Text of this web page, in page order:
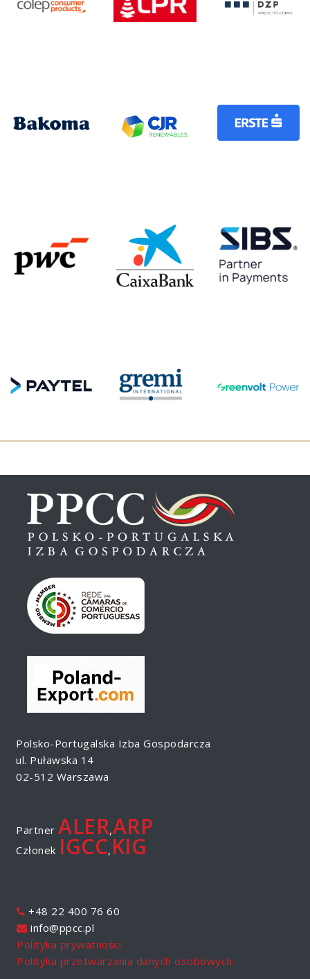
Polsko-Portugalska Izba Gospodarcza
ul. Puławska 14
02-512 Warszawa
Partner ALER,ARP
Członek IGCC, KIG
+48 22 400 76 60
info@ppcc.pl
Polityka prywatności
Polityka przetwarzania danych osobowych